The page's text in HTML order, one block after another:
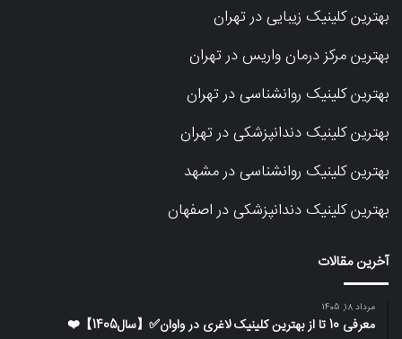
بهترین کلینیک زیبایی در تهران
بهترین مرکز درمان واریس در تهران
بهترین کلینیک روانشناسی در تهران
بهترین کلینیک دندانپزشکی در تهران
بهترین کلینیک روانشناسی در مشهد
بهترین کلینیک دندانپزشکی در اصفهان
آخرین مقالات
مرداد 18, 1405
معرفی 10 تا از بهترین کلینیک لاغری در واوان✅【سال1405】❤️